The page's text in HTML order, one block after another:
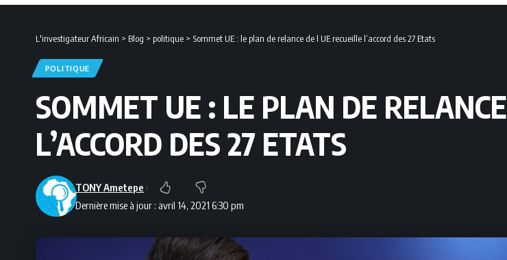
L'investigateur Africain > Blog > politique > Sommet UE : le plan de relance de l UE recueille l’accord des 27 Etats
POLITIQUE
SOMMET UE : LE PLAN DE
L’ACCORD DES 27 ETATS
Dernière mise à jour : avril 14, 2021 6:30 pm
TONY Ametepe